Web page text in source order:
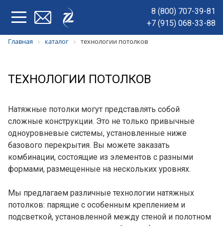
8 (800) 707-39-81
+7 (915) 068-33-88
Главная каталог технологии потолков
ТЕХНОЛОГИИ ПОТОЛКОВ
Натяжные потолки могут представлять собой
сложные конструкции. Это не только привычные
одноуровневые системы, установленные ниже
базового перекрытия. Вы можете заказать
комбинации, состоящие из элементов с разными
формами, размещенные на нескольких уровнях.
Мы предлагаем различные технологии натяжных
потолков: парящие с особенным креплением и
подсветкой, установленной между стеной и полотном